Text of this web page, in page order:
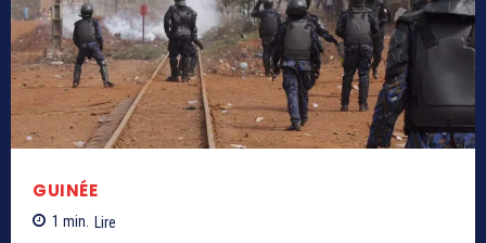
GUINÉE
1 min. Lire